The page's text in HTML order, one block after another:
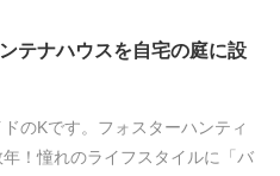
テナハウスを自宅の庭に設
のKです。フォスターハンティ
！憧れのライフスタイルに「バ